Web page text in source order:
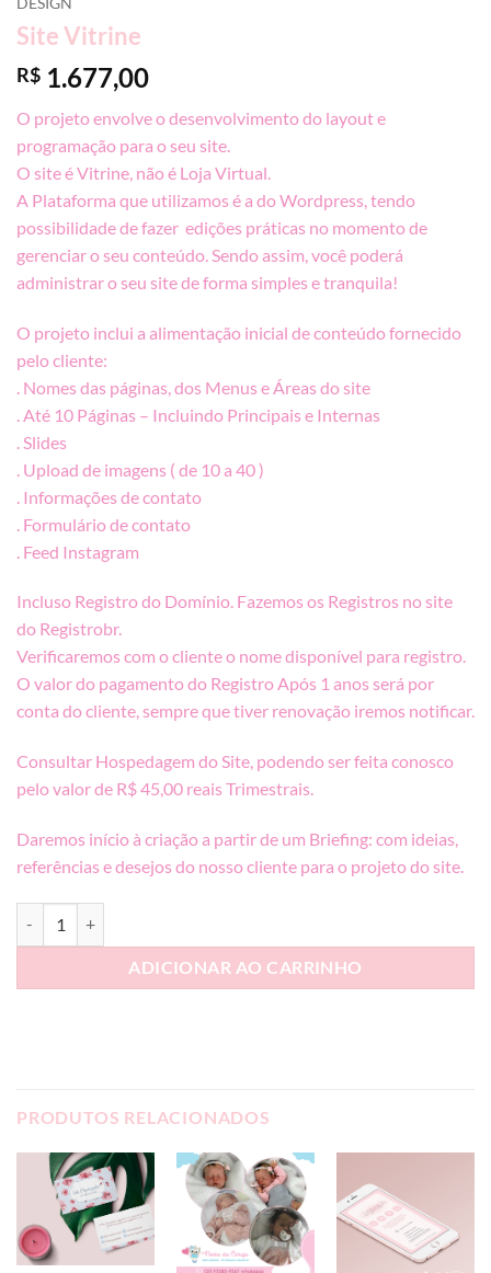
Site Vitrine
R$ 1.677,00
O projeto envolve o desenvolvimento do layout e
programação para o seu site.
O site é Vitrine, não é Loja Virtual.
A Plataforma que utilizamos é a do Wordpress, tendo
possibilidade de fazer edições práticas no momento de
gerenciar o seu conteúdo. Sendo assim, você poderá
administrar o seu site de forma simples e tranquila!
O projeto inclui a alimentação inicial de conteúdo fornecido
pelo cliente:
. Nomes das páginas, dos Menus e Áreas do site
. Até 10 Páginas – Incluindo Principais e Internas
. Slides
. Upload de imagens ( de 10 a 40 )
. Informações de contato
. Formulário de contato
. Feed Instagram
Incluso Registro do Domínio. Fazemos os Registros no site
do Registrobr.
Verificaremos com o cliente o nome disponível para registro.
O valor do pagamento do Registro Após 1 anos será por
conta do cliente, sempre que tiver renovação iremos notificar.
Consultar Hospedagem do Site, podendo ser feita conosco
pelo valor de R$ 45,00 reais Trimestrais.
Daremos início à criação a partir de um Briefing: com ideias,
referências e desejos do nosso cliente para o projeto do site.
ADICIONAR AO CARRINHO
PRODUTOS RELACIONADOS